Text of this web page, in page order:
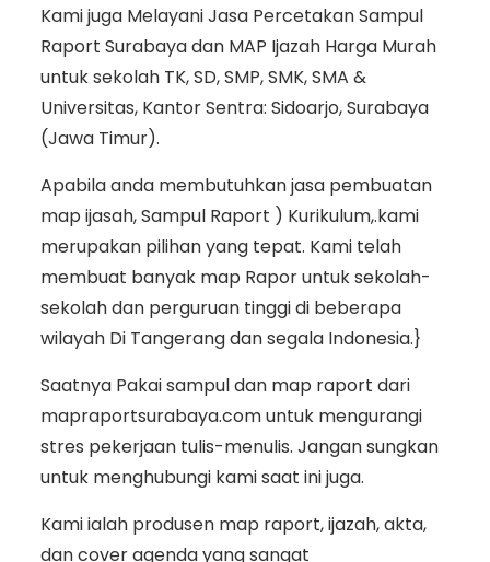
Kami juga Melayani Jasa Percetakan Sampul
Raport Surabaya dan MAP Ijazah Harga Murah
untuk sekolah TK, SD, SMP, SMK, SMA &
Universitas, Kantor Sentra: Sidoarjo, Surabaya
(Jawa Timur).
Apabila anda membutuhkan jasa pembuatan
map ijasah, Sampul Raport ) Kurikulum,.kami
merupakan pilihan yang tepat. Kami telah
membuat banyak map Rapor untuk sekolah-
sekolah dan perguruan tinggi di beberapa
wilayah Di Tangerang dan segala Indonesia.}
Saatnya Pakai sampul dan map raport dari
mapraportsurabaya.com untuk mengurangi
stres pekerjaan tulis-menulis. Jangan sungkan
untuk menghubungi kami saat ini juga.
Kami ialah produsen map raport, ijazah, akta,
dan cover agenda yang sangat